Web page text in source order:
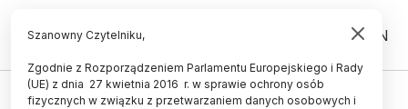
PL EN
KOSMOS
Szanowny Czytelniku,
Zgodnie z Rozporządzeniem Parlamentu Europejskiego i Rady
(UE) z dnia 27 kwietnia 2016 r. w sprawie ochrony osób
fizycznych w związku z przetwarzaniem danych osobowych i